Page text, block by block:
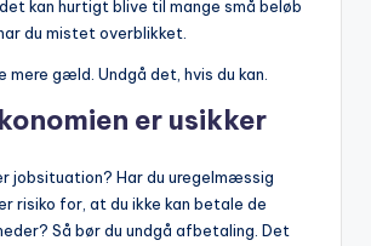
kan hurtigt blive til mange små beløb
du mistet overblikket.
gæld. Undgå det, hvis du kan.
er usikker
jobsituation? Har du uregelmæssig
risiko for, at du ikke kan betale de
Så bør du undgå afbetaling. Det